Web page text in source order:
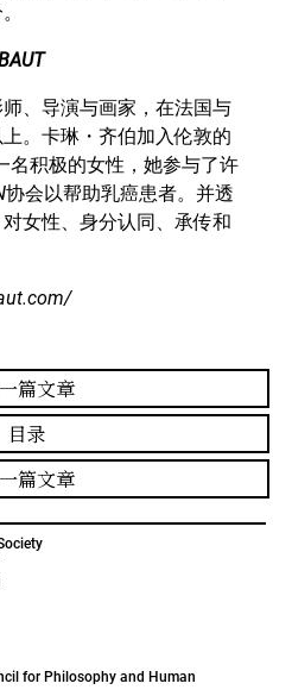
、导演与画家，在法国与
。卡琳・齐伯加入伦敦的
名积极的女性，她参与了许
协会以帮助乳癌患者。并透
女性、身分认同、承传和
篇文章
目录
篇文章
for Philosophy and Human